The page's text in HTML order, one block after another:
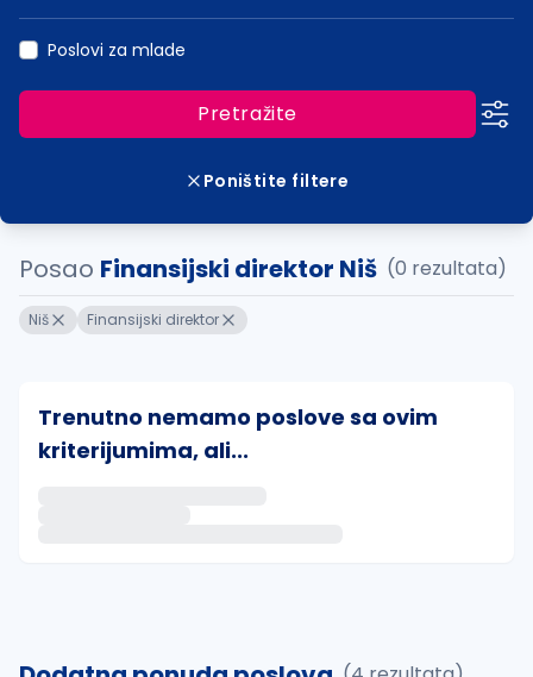
Poslovi za mlade
Pretražite
Poništite filtere
Posao Finansijski direktor Niš (0 rezultata)
Niš Finansijski direktor
Trenutno nemamo poslove sa ovim
kriterijumima, ali...